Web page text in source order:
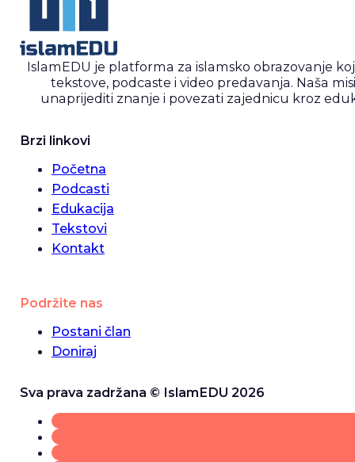
IslamEDU je platforma za islamsko obrazovanje
tekstove, podcaste i video predavanja. Naša
unaprijediti znanje i povezati zajednicu kroz
Brzi linkovi
Početna
Podcasti
Edukacija
Tekstovi
Kontakt
Podržite nas
Postani član
Doniraj
Sva prava zadržana © IslamEDU 2026